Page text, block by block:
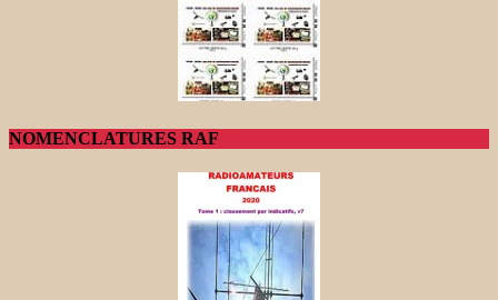
NOMENCLATURES RAF